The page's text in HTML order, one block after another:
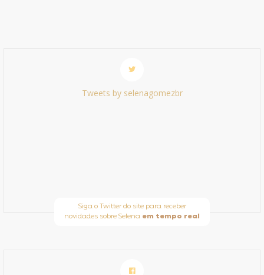
Tweets by selenagomezbr
Siga o Twitter do site para receber
novidades sobre Selena em tempo real